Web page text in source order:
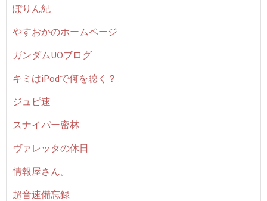
ぽりん紀
やすおかのホームページ
ガンダムUOブログ
キミはiPodで何を聴く？
ジュピ速
スナイパー密林
ヴァレッタの休日
情報屋さん。
超音速備忘録